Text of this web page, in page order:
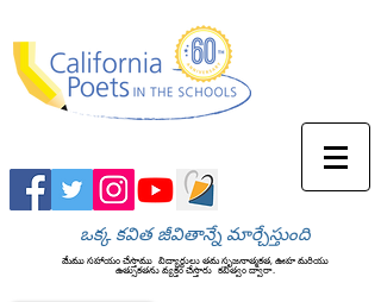
ఒక్క కవిత జీవితాన్నే మార్చేస్తుంది
మేము సహాయం చేస్తాము విద్యార్థులు తమ సృజనాత్మకత, ఊహ మరియు
ఉత్సుకతను వ్యక్తం చేస్తారు కవిత్వం ద్వారా.